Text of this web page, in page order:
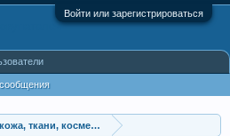
Войти или зарегистрироваться
ткани, косметика, парфюмерия